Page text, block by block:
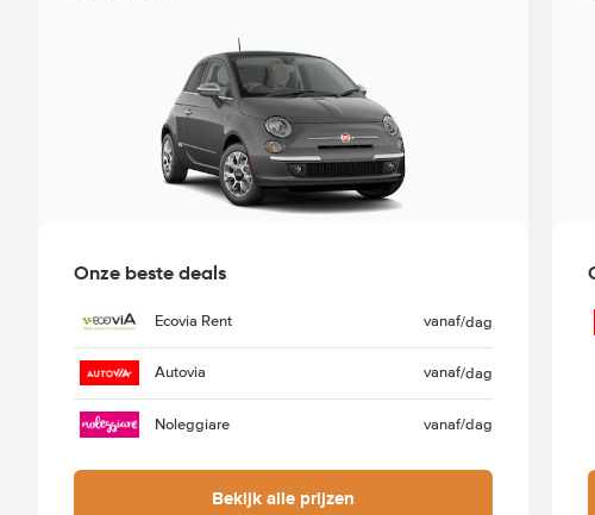
Onze beste deals
Ecovia Rent vanaf/dag
Autovia vanaf/dag
Noleggiare vanaf/dag
Bekijk alle prijzen